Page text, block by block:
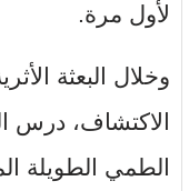
لأول مرة.
وخلال البعثة
الاكتشاف، درس
الطمي الطويلة